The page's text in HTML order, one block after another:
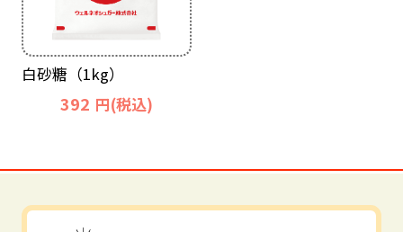
白砂糖（1kg）
392 円(税込)